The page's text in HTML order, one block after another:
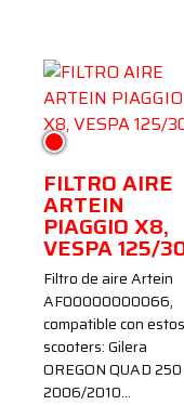
Rojo
FILTRO AIRE
ARTEIN
PIAGGIO X8,
VESPA 125/
Filtro de aire Artein
AF00000000066,
compatible con estos
scooters: Gilera
OREGON QUAD
2006/2010…